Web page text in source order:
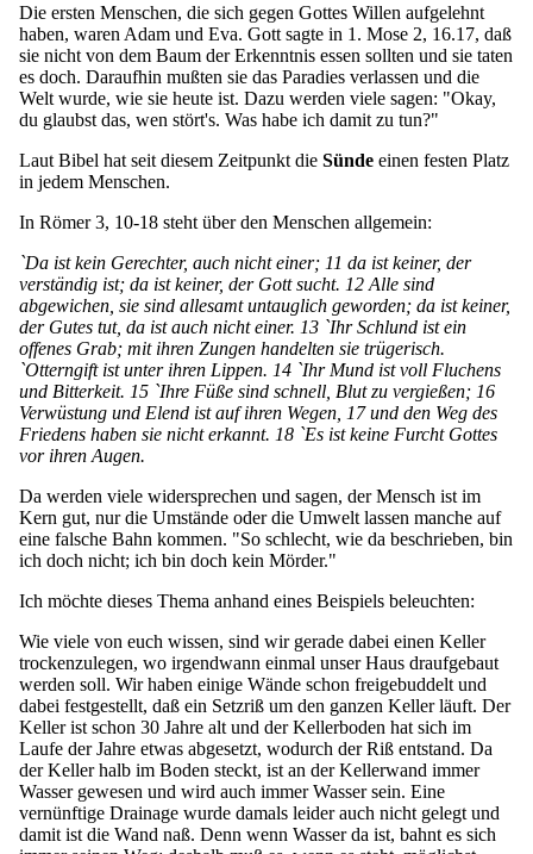
Die ersten Menschen, die sich gegen Gottes Willen aufgelehnt
haben, waren Adam und Eva. Gott sagte in 1. Mose 2, 16.17, daß
sie nicht von dem Baum der Erkenntnis essen sollten und sie taten
es doch. Daraufhin mußten sie das Paradies verlassen und die
Welt wurde, wie sie heute ist. Dazu werden viele sagen: "Okay,
du glaubst das, wen stört's. Was habe ich damit zu tun?"
Laut Bibel hat seit diesem Zeitpunkt die Sünde einen festen Platz
in jedem Menschen.
In Römer 3, 10-18 steht über den Menschen allgemein:
`Da ist kein Gerechter, auch nicht einer; 11 da ist keiner, der
verständig ist; da ist keiner, der Gott sucht. 12 Alle sind
abgewichen, sie sind allesamt untauglich geworden; da ist keiner,
der Gutes tut, da ist auch nicht einer. 13 `Ihr Schlund ist ein
offenes Grab; mit ihren Zungen handelten sie trügerisch.
`Otterngift ist unter ihren Lippen. 14 `Ihr Mund ist voll Fluchens
und Bitterkeit. 15 `Ihre Füße sind schnell, Blut zu vergießen; 16
Verwüstung und Elend ist auf ihren Wegen, 17 und den Weg des
Friedens haben sie nicht erkannt. 18 `Es ist keine Furcht Gottes
vor ihren Augen.
Da werden viele widersprechen und sagen, der Mensch ist im
Kern gut, nur die Umstände oder die Umwelt lassen manche auf
eine falsche Bahn kommen. "So schlecht, wie da beschrieben, bin
ich doch nicht; ich bin doch kein Mörder."
Ich möchte dieses Thema anhand eines Beispiels beleuchten:
Wie viele von euch wissen, sind wir gerade dabei einen Keller
trockenzulegen, wo irgendwann einmal unser Haus draufgebaut
werden soll. Wir haben einige Wände schon freigebuddelt und
dabei festgestellt, daß ein Setzriß um den ganzen Keller läuft. Der
Keller ist schon 30 Jahre alt und der Kellerboden hat sich im
Laufe der Jahre etwas abgesetzt, wodurch der Riß entstand. Da
der Keller halb im Boden steckt, ist an der Kellerwand immer
Wasser gewesen und wird auch immer Wasser sein. Eine
vernünftige Drainage wurde damals leider auch nicht gelegt und
damit ist die Wand naß. Denn wenn Wasser da ist, bahnt es sich